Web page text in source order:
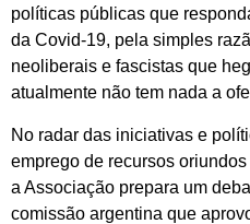
políticas públicas que
da Covid-19, pela simples
neoliberais e fascistas que
atualmente não tem nada a
No radar das iniciativas e
emprego de recursos
a Associação prepara um
comissão argentina que